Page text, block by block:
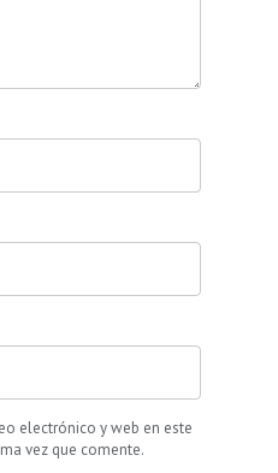
electrónico y web en este
vez que comente.